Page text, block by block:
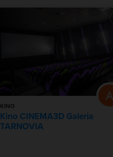
KINO
Kino CINEMA3D Galeria
TARNOVIA